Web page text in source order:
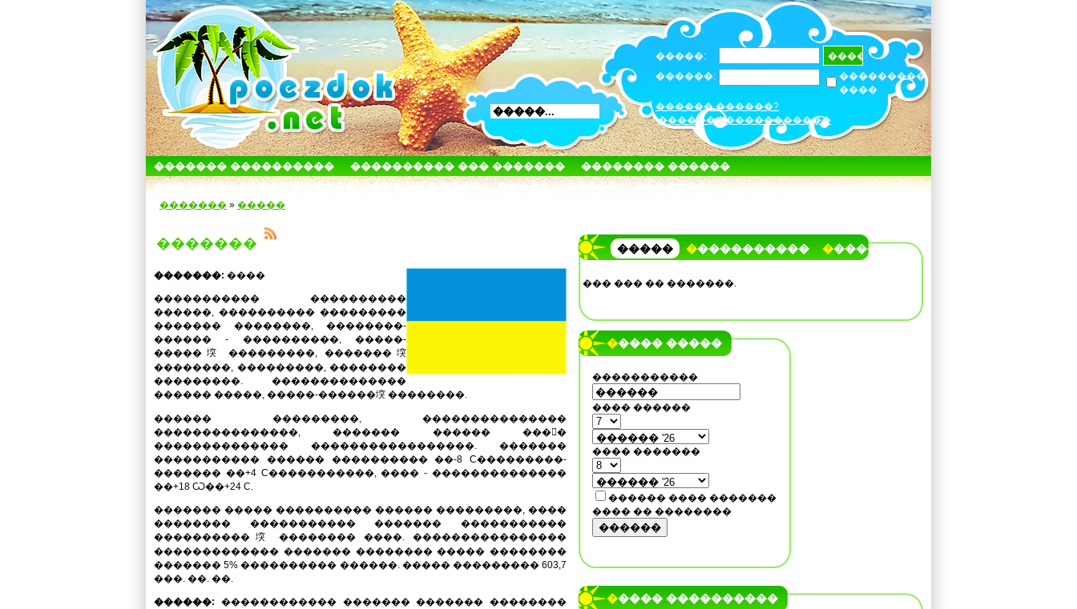
�����:
������:
���������
����
������ ������?
������������������
������� ���������� ���������� ��� �������
�������� ������
������������� ������
����� � ���� ����� ����� �������
������� » �����
�������
�������: ����
����������� ����������
������, ���������� ���������
������� ��������, ��������-
������ - ����������, �����-
�����堗 ���������, �������堗
��������, ���������, ��������
���������. ��������������
������ �����, �����-������堗 ��������.
������ ���������, ���������������
���������������, ������� ������ ����ࠗ
�������������� �����������������. �������
����������� ������ ���������� ��-8 C���������-
������� ��+4 C�����������, ���� - ��������������
��+18 Ѡ��+24 C.
������� ����� ���������� ������ ���������, ����
�������� ����������� ������� �����������
����������堗 �������� ����. ����������������
������������� ������� �������� ����� ��������
������� 5% ���������� ������. ����� ��������� 603,7
���. ��. ��.
������: ������������ ������� ������� ��������
����� ����������� �����
��� ��� �� �������.
����� �����
�����������
���� ������
���� �������
������ ���� �������
���� �� ��������
������
����� ����������